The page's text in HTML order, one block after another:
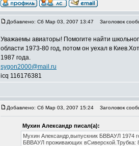
Добавлено: Сб Мар 03, 2007 13:47 Заголовок
Уважаемы авиаторы! Помогите найти
области 1973-80 год, потом он уехал в
1987 года.
sygon2000@mail.ru
icq 116176381
Добавлено: Сб Мар 03, 2007 15:24 Заголовок
Мухин Александр писал(а):
Мухин Александр,выпускник БВВАУЛ 1974
БВВАУЛ проживающих вСиверской.Трубка: